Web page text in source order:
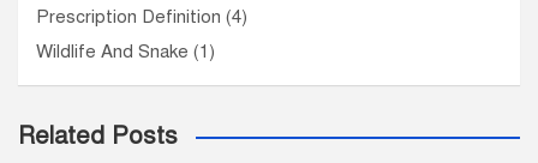
Prescription Definition (4)
Wildlife And Snake (1)
Related Posts